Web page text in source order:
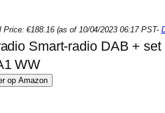
Price:€188.16(as of 10/04/2023 06:17 PST-
Smart-radio DAB +
WW
op Amazon